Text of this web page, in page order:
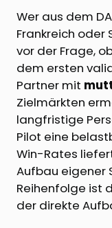
Wer aus dem
Frankreich oder
vor der Frage,
dem ersten
Partner mit
Zielmärkten
langfristige
Pilot eine
Win-Rates
Aufbau eigener
Reihenfolge ist
der direkte